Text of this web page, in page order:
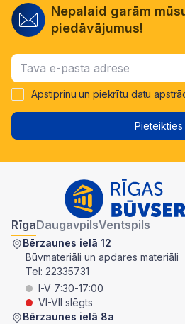
Nepalaid garām
piedāvājumus!
Apstiprinu un piekrītu datu
Pieteikties
RīgaDaugavpilsVentspils
Bērzaunes ielā 12
Būvmateriāli un apdares materiāli
Tel: 22335731
I-V 7:30-17:00
VI-VII slēgts
Bērzaunes ielā 8a